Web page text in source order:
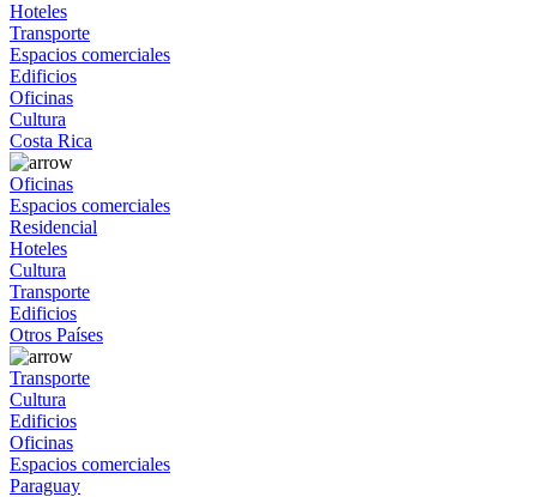
Hoteles
Transporte
Espacios comerciales
Edificios
Oficinas
Cultura
Costa Rica
Oficinas
Espacios comerciales
Residencial
Hoteles
Cultura
Transporte
Edificios
Otros Países
Transporte
Cultura
Edificios
Oficinas
Espacios comerciales
Paraguay